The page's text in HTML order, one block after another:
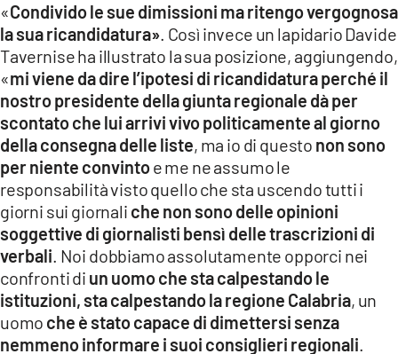
«Condivido le sue dimissioni ma ritengo vergognosa
la sua ricandidatura». Così invece un lapidario Davide
Tavernise ha illustrato la sua posizione, aggiungendo,
«mi viene da dire l’ipotesi di ricandidatura perché il
nostro presidente della giunta regionale dà per
scontato che lui arrivi vivo politicamente al giorno
della consegna delle liste, ma io di questo non sono
per niente convintoe me ne assumo le
responsabilità visto quello che sta uscendo tutti i
giorni sui giornali che non sono delle opinioni
soggettive di giornalisti bensì delle trascrizioni di
verbali. Noi dobbiamo assolutamente opporci nei
confronti di un uomo che sta calpestando le
istituzioni, sta calpestando la regione Calabria, un
uomo che è stato capace di dimettersi senza
nemmeno informare i suoi consiglieri regionali.